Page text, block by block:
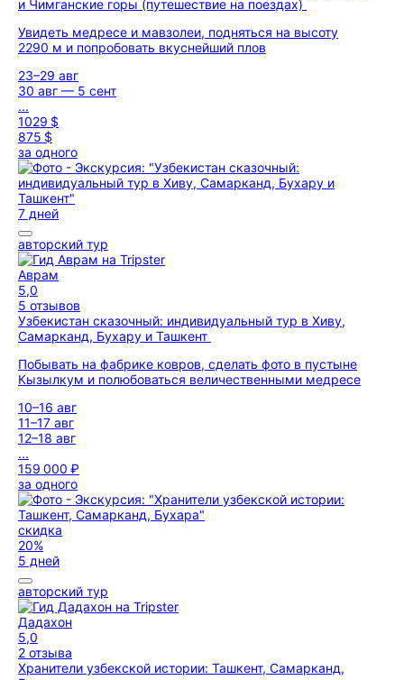
и Чимганские горы (путешествие на поездах)
Увидеть медресе и мавзолеи, подняться на высоту
2290 м и попробовать вкуснейший плов
23–29 авг
30 авг — 5 сент
...
1029 $
875 $
за одного
7 дней
авторский тур
Аврам
5,0
5 отзывов
Узбекистан сказочный: индивидуальный тур в Хиву,
Самарканд, Бухару и Ташкент
Побывать на фабрике ковров, сделать фото в пустыне
Кызылкум и полюбоваться величественными медресе
10–16 авг
11–17 авг
12–18 авг
...
159 000 ₽
за одного
скидка
20%
5 дней
авторский тур
Дадахон
5,0
2 отзыва
Хранители узбекской истории: Ташкент, Самарканд,